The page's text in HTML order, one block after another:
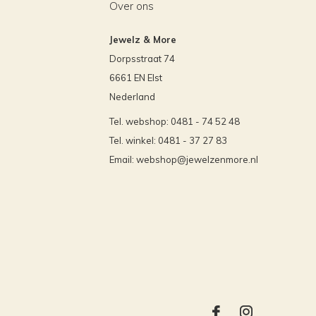
Over ons
Jewelz & More
Dorpsstraat 74
6661 EN Elst
Nederland
Tel. webshop: 0481 - 74 52 48
Tel. winkel: 0481 - 37 27 83
Email: webshop@jewelzenmore.nl